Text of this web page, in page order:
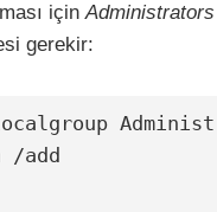
içinAdministrators
gerekir:
/add